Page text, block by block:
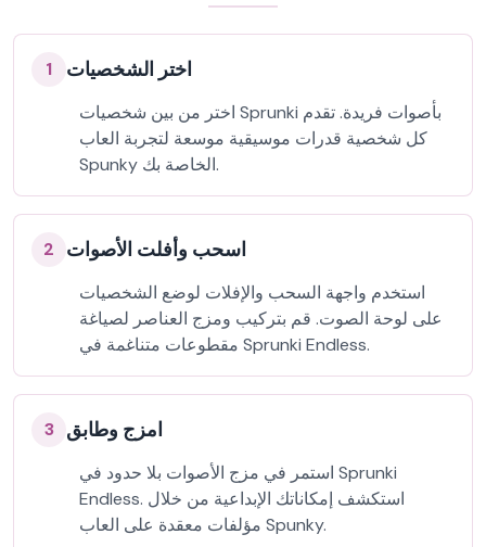
1 اختر الشخصيات
اختر من بين شخصيات Sprunki بأصوات فريدة. تقدم
كل شخصية قدرات موسيقية موسعة لتجربة العاب
Spunky الخاصة بك.
2 اسحب وأفلت الأصوات
استخدم واجهة السحب والإفلات لوضع الشخصيات
على لوحة الصوت. قم بتركيب ومزج العناصر لصياغة
مقطوعات متناغمة في Sprunki Endless.
3 امزج وطابق
استمر في مزج الأصوات بلا حدود في Sprunki
Endless. استكشف إمكاناتك الإبداعية من خلال
مؤلفات معقدة على العاب Spunky.